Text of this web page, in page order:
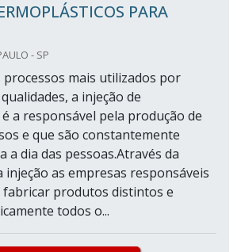
PARA
- SP
processos mais utilizados por
a injeção de
a responsável pela produção de
e que são constantemente
a dia das pessoas.Através da
injeção as empresas responsáveis
fabricar produtos distintos e
todos o...